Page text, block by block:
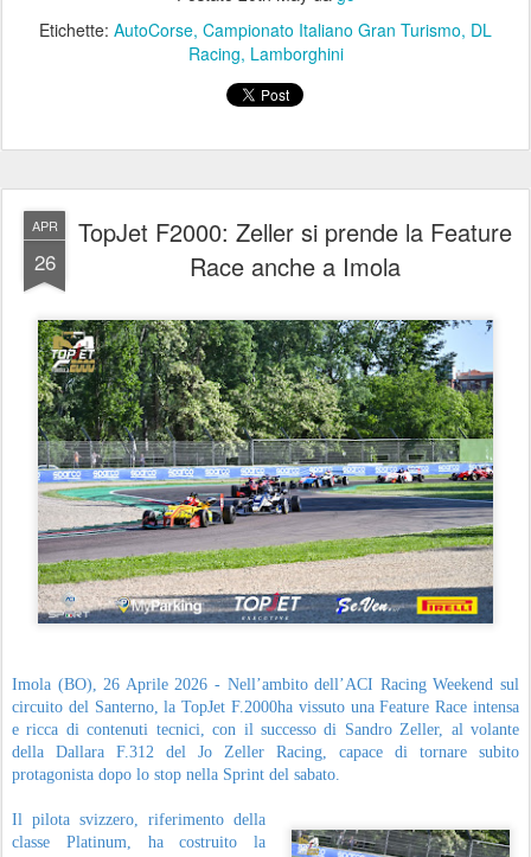
Etichette: AutoCorse Campionato Italiano Gran Turismo DL
Racing Lamborghini
APR
26
TopJet F2000: Zeller si prende la Feature
Race anche a Imola
Imola (BO), 26 Aprile 2026 - Nell’ambito dell’ACI Racing Weekend sul
circuito del Santerno, la TopJet F.2000ha vissuto una Feature Race intensa
e ricca di contenuti tecnici, con il successo di Sandro Zeller, al volante
della Dallara F.312 del Jo Zeller Racing, capace di tornare subito
protagonista dopo lo stop nella Sprint del sabato.
Il pilota svizzero, riferimento della
classe Platinum, ha costruito la